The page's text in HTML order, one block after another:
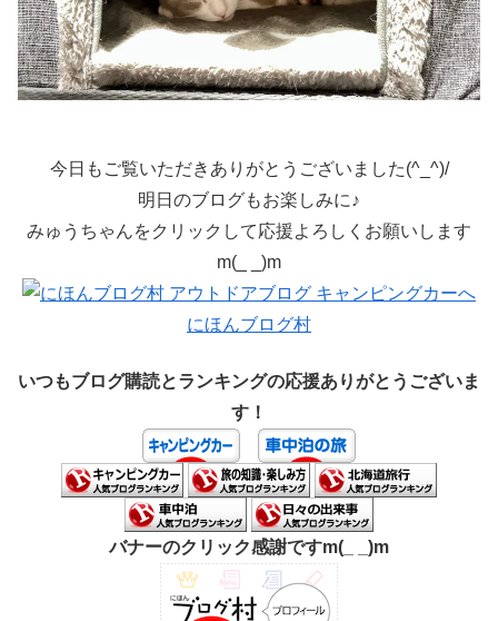
今日もご覧いただきありがとうございました(^_^)/
明日のブログもお楽しみに♪
みゅうちゃんをクリックして応援よろしくお願いします
m(_ _)m
にほんブログ村
いつもブログ購読とランキングの応援ありがとうございま
す！
バナーのクリック感謝ですm(_ _)m